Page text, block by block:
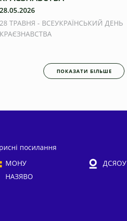
28.05.2026
28 ТРАВНЯ - ВСЕУКРАЇНСЬКИЙ ДЕНЬ
КРАЄЗНАВСТВА
ПОКАЗАТИ БІЛЬШЕ
посилання
МОНУ
ДСЯОУ
НАЗЯВО